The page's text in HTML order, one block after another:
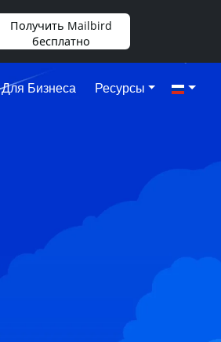
Для Бизнеса Ресурсы
Получить Mailbird
бесплатно